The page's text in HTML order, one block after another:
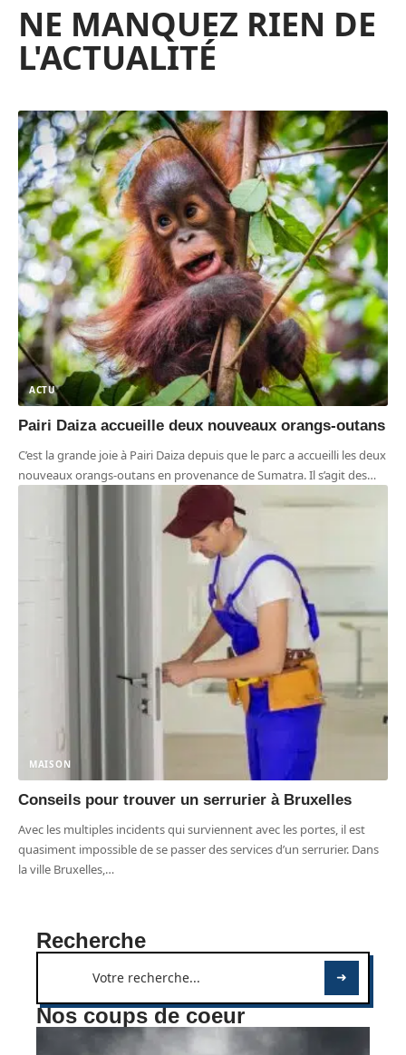
NE MANQUEZ RIEN DE
L'ACTUALITÉ
ACTU
Pairi Daiza accueille deux nouveaux orangs-outans
C’est la grande joie à Pairi Daiza depuis que le parc a accueilli les deux
nouveaux orangs-outans en provenance de Sumatra. Il s’agit des…
MAISON
Conseils pour trouver un serrurier à Bruxelles
Avec les multiples incidents qui surviennent avec les portes, il est
quasiment impossible de se passer des services d’un serrurier. Dans
la ville Bruxelles,…
Recherche
Nos coups de coeur